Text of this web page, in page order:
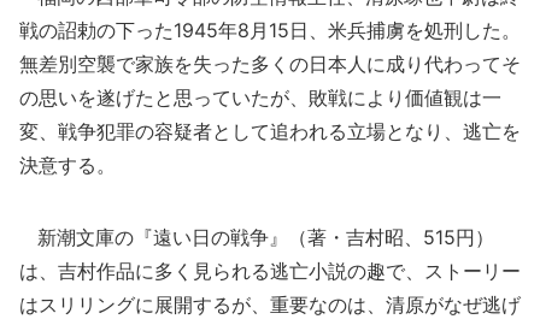
戦の詔勅の下った1945年8月15日、米兵捕虜を処刑した。
無差別空襲で家族を失った多くの日本人に成り代わってそ
の思いを遂げたと思っていたが、敗戦により価値観は一
変、戦争犯罪の容疑者として追われる立場となり、逃亡を
決意する。
新潮文庫の『遠い日の戦争』（著・吉村昭、515円）
は、吉村作品に多く見られる逃亡小説の趣で、ストーリー
はスリリングに展開するが、重要なのは、清原がなぜ逃げ